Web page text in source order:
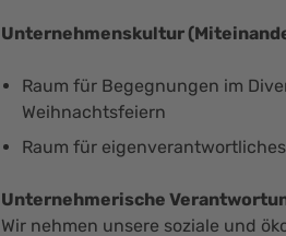
Unternehmenskultur
Raum für Begegnungen im
Weihnachtsfeiern
Raum für
Unternehmerische
Wir nehmen unsere soziale und